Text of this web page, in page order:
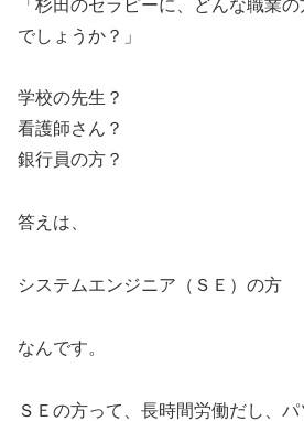
「杉田のセラピーに、どんな職業
でしょうか？」
学校の先生？
看護師さん？
銀行員の方？
答えは、
システムエンジニア（ＳＥ）の方
なんです。
ＳＥの方って、長時間労働だし、